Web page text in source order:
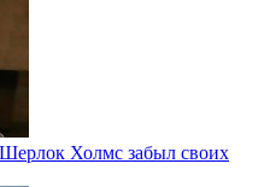
Шерлок Холмс забыл своих